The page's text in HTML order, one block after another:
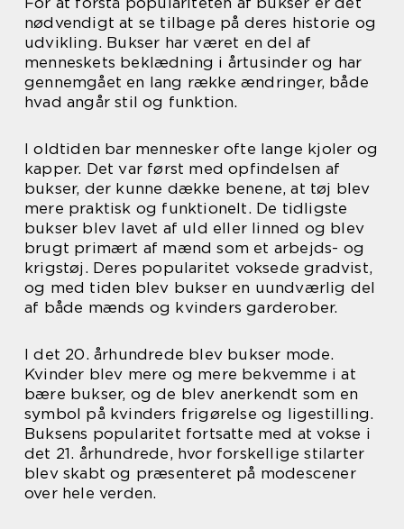
nødvendigt at se tilbage på deres historie og
udvikling. Bukser har været en del af
menneskets beklædning i årtusinder og har
gennemgået en lang række ændringer, både
hvad angår stil og funktion.
I oldtiden bar mennesker ofte lange kjoler og
kapper. Det var først med opfindelsen af
bukser, der kunne dække benene, at tøj blev
mere praktisk og funktionelt. De tidligste
bukser blev lavet af uld eller linned og blev
brugt primært af mænd som et arbejds- og
krigstøj. Deres popularitet voksede gradvist,
og med tiden blev bukser en uundværlig del
af både mænds og kvinders garderober.
I det 20. århundrede blev bukser mode.
Kvinder blev mere og mere bekvemme i at
bære bukser, og de blev anerkendt som en
symbol på kvinders frigørelse og ligestilling.
Buksens popularitet fortsatte med at vokse i
det 21. århundrede, hvor forskellige stilarter
blev skabt og præsenteret på modescener
over hele verden.